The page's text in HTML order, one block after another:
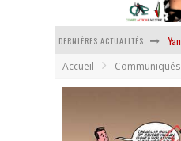
DERNIÈRES ACTUALITÉS
Accueil Communiqués